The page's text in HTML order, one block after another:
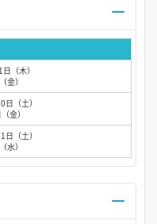
（木）
金）
（土）
金）
（土）
水）